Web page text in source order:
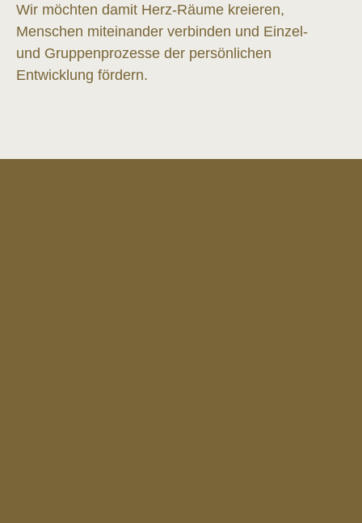
Wir möchten damit Herz-Räume kreieren,
Menschen miteinander verbinden und Einzel-
und Gruppenprozesse der persönlichen
Entwicklung fördern.